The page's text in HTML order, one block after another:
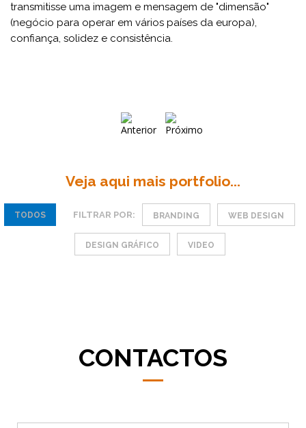
transmitisse uma imagem e mensagem de "dimensão"
(negócio para operar em vários países da europa),
confiança, solidez e consistência.
Veja aqui mais portfolio...
TODOS FILTRAR POR: BRANDING WEB DESIGN
DESIGN GRÁFICO VIDEO
CONTACTOS